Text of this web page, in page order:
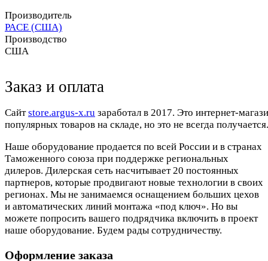
Производитель
PACE (США)
Производство
США
Заказ и оплата
Cайтstore.argus-x.ru заработал в 2017. Это интернет-
популярных товаров на складе, но это не всегда
Наше оборудование продается по всей России и в странах
Таможенного союза при поддержке региональных
дилеров. Дилерская сеть насчитывает 20 постоянных
партнеров, которые продвигают новые технологии в своих
регионах. Мы не занимаемся оснащением больших цехов
и автоматических линий монтажа «под ключ». Но вы
можете попросить вашего подрядчика включить в проект
наше оборудование. Будем рады сотрудничеству.
Оформление заказа